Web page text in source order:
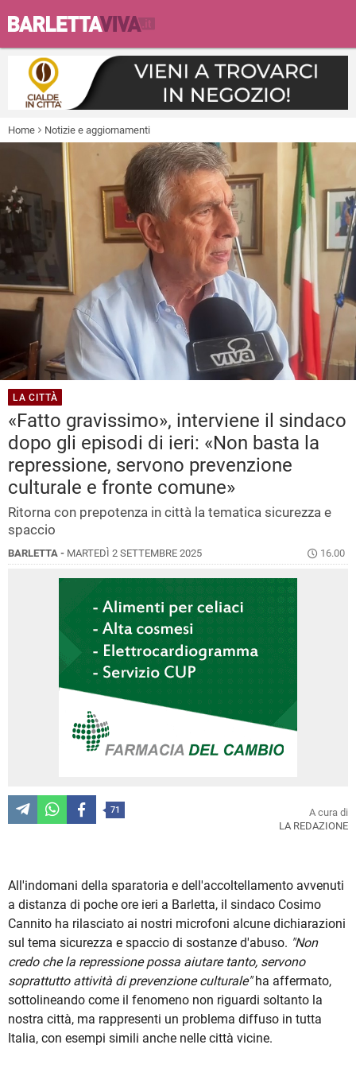
Home Notizie e aggiornamenti
LA CITTÀ
«Fatto gravissimo», interviene il sindaco
dopo gli episodi di ieri: «Non basta la
repressione, servono prevenzione
culturale e fronte comune»
Ritorna con prepotenza in città la tematica sicurezza e
spaccio
BARLETTA - MARTEDÌ 2 SETTEMBRE 2025 16.00
71
A cura di
LA REDAZIONE
All'indomani della sparatoria e dell'accoltellamento avvenuti
a distanza di poche ore ieri a Barletta, il sindaco Cosimo
Cannito ha rilasciato ai nostri microfoni alcune dichiarazioni
sul tema sicurezza e spaccio di sostanze d'abuso. "Non
credo che la repressione possa aiutare tanto, servono
soprattutto attività di prevenzione culturale"ha affermato,
sottolineando come il fenomeno non riguardi soltanto la
nostra città, ma rappresenti un problema diffuso in tutta
Italia, con esempi simili anche nelle città vicine.